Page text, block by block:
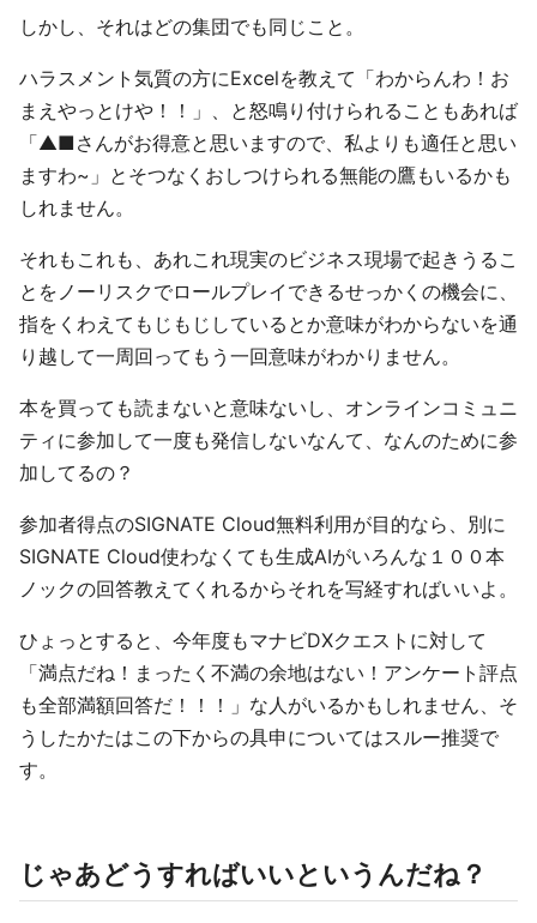
しかし、それはどの集団でも同じこと。
ハラスメント気質の方にExcelを教えて「わからんわ！お
まえやっとけや！！」、と怒鳴り付けられることもあれば
「▲■さんがお得意と思いますので、私よりも適任と思い
ますわ~」とそつなくおしつけられる無能の鷹もいるかも
しれません。
それもこれも、あれこれ現実のビジネス現場で起きうるこ
とをノーリスクでロールプレイできるせっかくの機会に、
指をくわえてもじもじしているとか意味がわからないを通
り越して一周回ってもう一回意味がわかりません。
本を買っても読まないと意味ないし、オンラインコミュニ
ティに参加して一度も発信しないなんて、なんのために参
加してるの？
参加者得点のSIGNATE Cloud無料利用が目的なら、別に
SIGNATE Cloud使わなくても生成AIがいろんな１００本
ノックの回答教えてくれるからそれを写経すればいいよ。
ひょっとすると、今年度もマナビDXクエストに対して
「満点だね！まったく不満の余地はない！アンケート評点
も全部満額回答だ！！！」な人がいるかもしれません、そ
うしたかたはこの下からの具申についてはスルー推奨で
す。
じゃあどうすればいいというんだね？